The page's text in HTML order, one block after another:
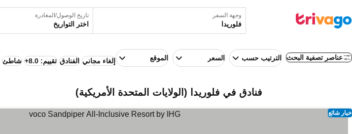
وجهة السفر تاريخ الوصول/المغادرة
اختر التواريخ
عناصر تصفية البحث الترتيب حسب السعر الموقع إلغاء مجاني الفنادق تقييم: 8.0+ شاطئ
فنادق في فلوريدا (الولايات المتحدة الأمريكية)
خيار شائع